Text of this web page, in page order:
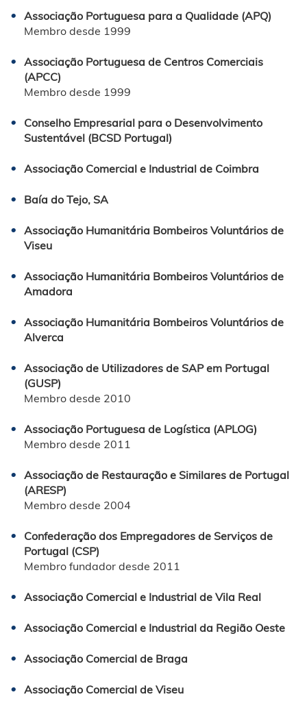
Associação Portuguesa para a Qualidade (APQ)
Membro desde 1999
Associação Portuguesa de Centros Comerciais
(APCC)
Membro desde 1999
Conselho Empresarial para o Desenvolvimento
Sustentável (BCSD Portugal)
Associação Comercial e Industrial de Coimbra
Baía do Tejo, SA
Associação Humanitária Bombeiros Voluntários de
Viseu
Associação Humanitária Bombeiros Voluntários de
Amadora
Associação Humanitária Bombeiros Voluntários de
Alverca
Associação de Utilizadores de SAP em Portugal
(GUSP)
Membro desde 2010
Associação Portuguesa de Logística (APLOG)
Membro desde 2011
Associação de Restauração e Similares de Portugal
(ARESP)
Membro desde 2004
Confederação dos Empregadores de Serviços de
Portugal (CSP)
Membro fundador desde 2011
Associação Comercial e Industrial de Vila Real
Associação Comercial e Industrial da Região Oeste
Associação Comercial de Braga
Associação Comercial de Viseu